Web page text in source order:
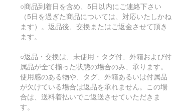
○商品到着日を含め、5日以内にご連絡下さい
（5日を過ぎた商品については、対応いたしかね
ます）。返品後、交換またはご返金させて頂き
ます。
○返品・交換は、未使用・タグ付、外箱および付
属品が全て揃った状態の場合のみ、承ります。
使用感のある物や、タグ、外箱あるいは付属品
が欠けている場合は返品を承れません。この場
合は、送料着払いでご返送させていただきま
す。